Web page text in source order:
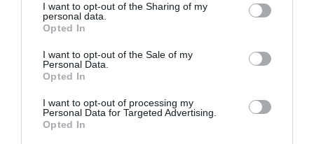
I want to opt-out of the Sharing of my
personal data.
Opted In
I want to opt-out of the Sale of my
Personal Data.
Opted In
I want to opt-out of processing my
Personal Data for Targeted Advertising.
Opted In